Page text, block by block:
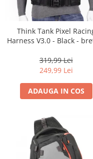
Think Tank Pixel
Harness V3.0 - Black -
319,99 Lei
249,99 Lei
ADAUGA IN COS